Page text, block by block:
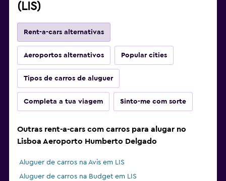
(LIS)
Rent-a-cars alternativas
Aeroportos alternativos Popular cities
Tipos de carros de aluguer
Completa a tua viagem Sinto-me com sorte
Outras rent-a-cars com carros para alugar no
Lisboa Aeroporto Humberto Delgado
Aluguer de carros na Avis em LIS
Aluguer de carros na Budget em LIS